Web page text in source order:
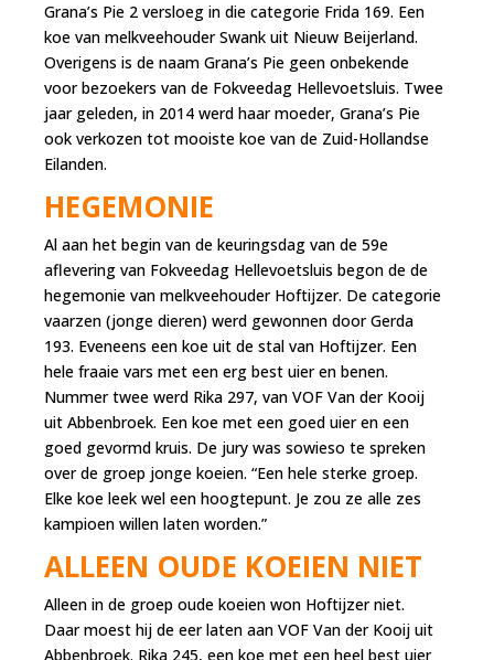
Grana’s Pie 2 versloeg in die categorie Frida 169. Een
koe van melkveehouder Swank uit Nieuw Beijerland.
Overigens is de naam Grana’s Pie geen onbekende
voor bezoekers van de Fokveedag Hellevoetsluis. Twee
jaar geleden, in 2014 werd haar moeder, Grana’s Pie
ook verkozen tot mooiste koe van de Zuid-Hollandse
Eilanden.
HEGEMONIE
Al aan het begin van de keuringsdag van de 59e
aflevering van Fokveedag Hellevoetsluis begon de de
hegemonie van melkveehouder Hoftijzer. De categorie
vaarzen (jonge dieren) werd gewonnen door Gerda
193. Eveneens een koe uit de stal van Hoftijzer. Een
hele fraaie vars met een erg best uier en benen.
Nummer twee werd Rika 297, van VOF Van der Kooij
uit Abbenbroek. Een koe met een goed uier en een
goed gevormd kruis. De jury was sowieso te spreken
over de groep jonge koeien. “Een hele sterke groep.
Elke koe leek wel een hoogtepunt. Je zou ze alle zes
kampioen willen laten worden.”
ALLEEN OUDE KOEIEN NIET
Alleen in de groep oude koeien won Hoftijzer niet.
Daar moest hij de eer laten aan VOF Van der Kooij uit
Abbenbroek. Rika 245, een koe met een heel best uier